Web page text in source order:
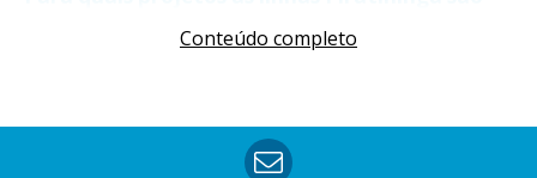
panos de prato. Outros tipos de peças e projetos que
podem ser criados com esse tipo de linha compreendem:
Conteúdo completo